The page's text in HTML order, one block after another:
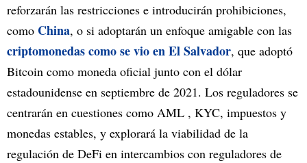
reforzarán las restricciones e introducirán prohibiciones,
como China, o si adoptarán un enfoque amigable con las
criptomonedas como se vio en El Salvador, que adoptó
Bitcoin como moneda oficial junto con el dólar
estadounidense en septiembre de 2021. Los reguladores se
centrarán en cuestiones como AML , KYC, impuestos y
monedas estables, y explorará la viabilidad de la
regulación de DeFi en intercambios con reguladores de